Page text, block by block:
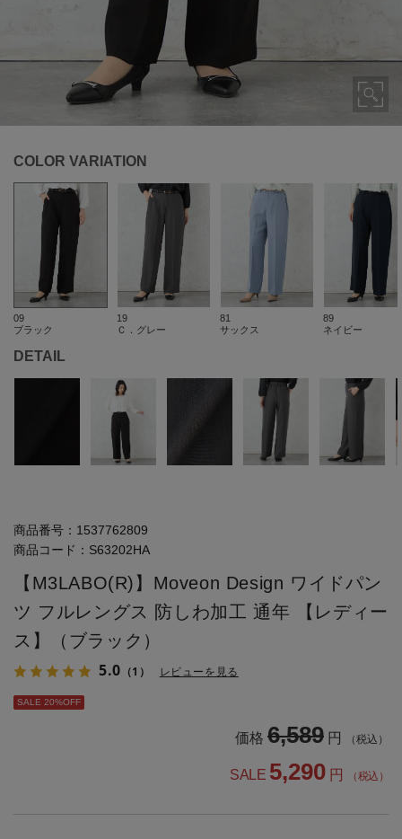
COLOR VARIATION
09
ブラック
19
Ｃ．グレー
81
サックス
89
ネイビー
DETAIL
商品番号： 1537762809
商品コード： S63202HA
【M3LABO(R)】Moveon Design ワイドパン
ツ フルレングス 防しわ加工 通年 【レディー
ス】（ブラック）
5.0 （1） レビューを見る
SALE 20%OFF
価格 6,589 円 （税込）
SALE 5,290 円 （税込）